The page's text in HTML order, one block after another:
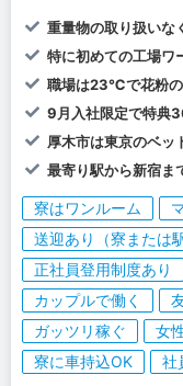
重量物の取り扱い
特に初めての工場
職場は23℃で花粉
9月入社限定で特典
厚木市は東京のベッ
最寄り駅から新宿
寮はワンルーム
送迎あり（寮または
正社員登用制度あり
カップルで働く
ガッツリ稼ぐ
女
寮に車持込OK
社